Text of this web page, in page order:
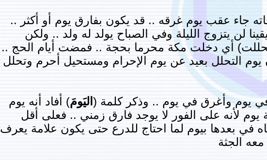
جاء عقب يوم غرقه .. قد يكون بفارق يوم أو أكثر ..
لن يتزوج الليلة وفي الصباح يولد له ولد .. ولكن
أي دخلت مكة محرما بحجة .. فمضت أيام الحج ..
التحلل بعيد عن يوم الإحرام ومستحيل أحرم وتحلل
في يوم وأغرق في يوم .. وذكر كلمة ( اليَومَ) أفاد أنه يوم
لأنه على الفور لا يوجد فارق زمني .. فعلى أقل
في بعدها بيوم لما احتاج للدرع حتى يكون علامة يعرف
الجثة